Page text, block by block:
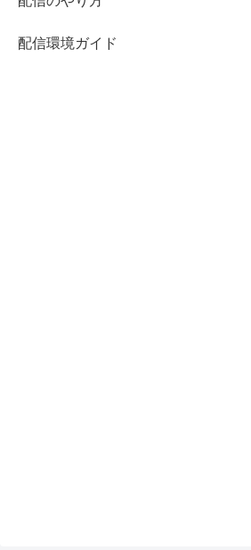
配信環境ガイド